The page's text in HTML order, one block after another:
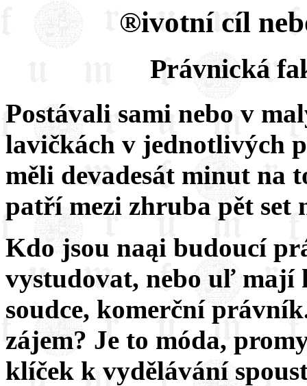
®ivotní cíl
Právnická
Postávali sami nebo v
lavičkách v jednotlivých
měli devadesát minut na
patří mezi zhruba pět set
Kdo jsou naąi budoucí
vystudovat, nebo uľ mají
soudce, komerční
zájem? Je to móda,
klíček k vydělávání